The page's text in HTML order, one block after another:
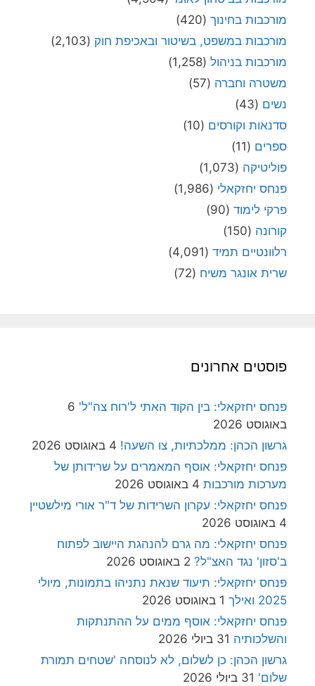
מורכבות בחינוך (420)
מורכבות במשפט, בשיטור ובאכיפת חוק (2,103)
מורכבות בניהול (1,258)
משטרה וחברה (57)
נשים (43)
סדנאות וקורסים (10)
ספרים (11)
פוליטיקה (1,073)
פנחס יחזקאלי (1,986)
פרקי לימוד (90)
קורונה (150)
רלוונטיים תמיד (4,091)
שרית אונגר משיח (72)
פוסטים אחרונים
פנחס יחזקאלי: בין הקוד האתי ל'רוח צה"ל' 6
באוגוסט 2026
גרשון הכהן: ממלכתיות, צו השעה! 4 באוגוסט 2026
פנחס יחזקאלי: אוסף המאמרים על שרידותן של
מערכות מורכבות 4 באוגוסט 2026
פנחס יחזקאלי: עקרון השרידות של ד"ר אורי מילשטיין
4 באוגוסט 2026
פנחס יחזקאלי: מה גרם להנהגת היישוב לפתוח
ב'סזון' נגד האצ"ל? 2 באוגוסט 2026
פנחס יחזקאלי: תיעוד שנאת נתניהו בתמונות, מיולי
2025 ואילך
1 באוגוסט 2026
פנחס יחזקאלי: אוסף ממים על ההתנתקות
והשלכותיה 31 ביולי 2026
גרשון הכהן: כן לשלום, לא לנוסחה 'שטחים תמורת
שלום' 31 ביולי 2026